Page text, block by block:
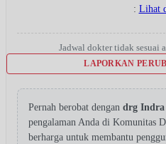
: Lihat
Jadwal dokter tidak sesuai
LAPORKAN
Pernah berobat dengan drg
pengalaman Anda di Komunitas
berharga untuk membantu